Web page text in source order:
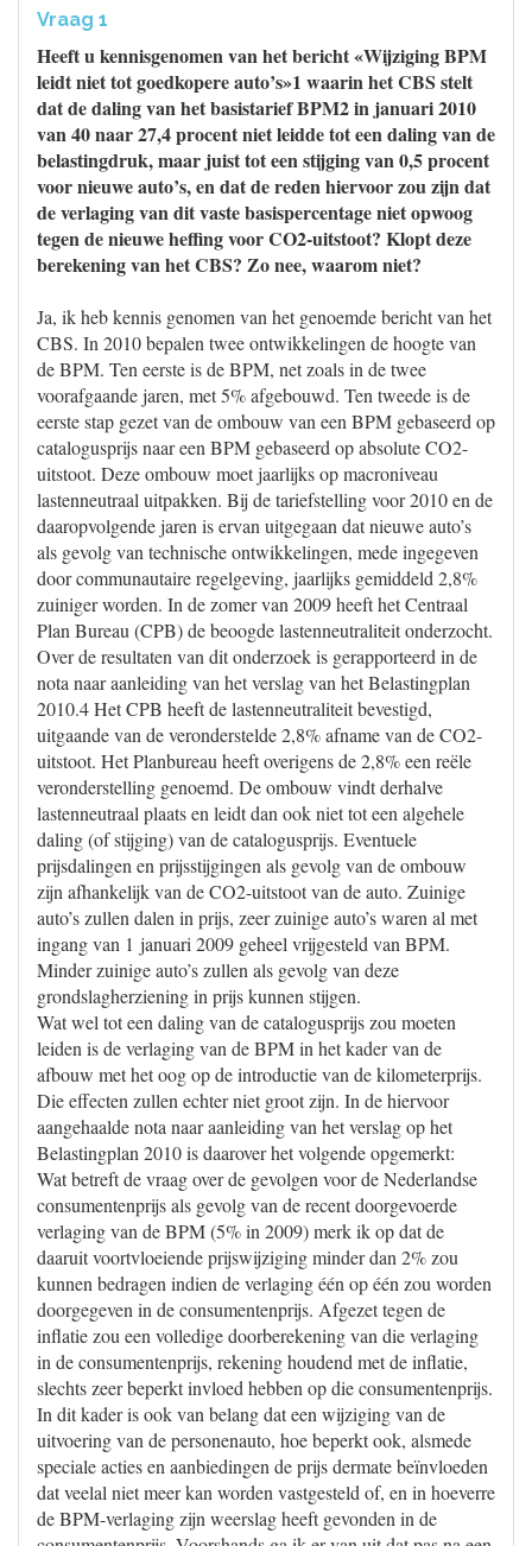
Vraag 1
Heeft u kennisgenomen van het bericht «Wijziging BPM
leidt niet tot goedkopere auto’s»1 waarin het CBS stelt
dat de daling van het basistarief BPM2 in januari 2010
van 40 naar 27,4 procent niet leidde tot een daling van de
belastingdruk, maar juist tot een stijging van 0,5 procent
voor nieuwe auto’s, en dat de reden hiervoor zou zijn dat
de verlaging van dit vaste basispercentage niet opwoog
tegen de nieuwe heffing voor CO2-uitstoot? Klopt deze
berekening van het CBS? Zo nee, waarom niet?
Ja, ik heb kennis genomen van het genoemde bericht van het
CBS. In 2010 bepalen twee ontwikkelingen de hoogte van
de BPM. Ten eerste is de BPM, net zoals in de twee
voorafgaande jaren, met 5% afgebouwd. Ten tweede is de
eerste stap gezet van de ombouw van een BPM gebaseerd op
catalogusprijs naar een BPM gebaseerd op absolute CO2-
uitstoot. Deze ombouw moet jaarlijks op macroniveau
lastenneutraal uitpakken. Bij de tariefstelling voor 2010 en de
daaropvolgende jaren is ervan uitgegaan dat nieuwe auto’s
als gevolg van technische ontwikkelingen, mede ingegeven
door communautaire regelgeving, jaarlijks gemiddeld 2,8%
zuiniger worden. In de zomer van 2009 heeft het Centraal
Plan Bureau (CPB) de beoogde lastenneutraliteit onderzocht.
Over de resultaten van dit onderzoek is gerapporteerd in de
nota naar aanleiding van het verslag van het Belastingplan
2010.4 Het CPB heeft de lastenneutraliteit bevestigd,
uitgaande van de veronderstelde 2,8% afname van de CO2-
uitstoot. Het Planbureau heeft overigens de 2,8% een reële
veronderstelling genoemd. De ombouw vindt derhalve
lastenneutraal plaats en leidt dan ook niet tot een algehele
daling (of stijging) van de catalogusprijs. Eventuele
prijsdalingen en prijsstijgingen als gevolg van de ombouw
zijn afhankelijk van de CO2-uitstoot van de auto. Zuinige
auto’s zullen dalen in prijs, zeer zuinige auto’s waren al met
ingang van 1 januari 2009 geheel vrijgesteld van BPM.
Minder zuinige auto’s zullen als gevolg van deze
grondslagherziening in prijs kunnen stijgen.
Wat wel tot een daling van de catalogusprijs zou moeten
leiden is de verlaging van de BPM in het kader van de
afbouw met het oog op de introductie van de kilometerprijs.
Die effecten zullen echter niet groot zijn. In de hiervoor
aangehaalde nota naar aanleiding van het verslag op het
Belastingplan 2010 is daarover het volgende opgemerkt:
Wat betreft de vraag over de gevolgen voor de Nederlandse
consumentenprijs als gevolg van de recent doorgevoerde
verlaging van de BPM (5% in 2009) merk ik op dat de
daaruit voortvloeiende prijswijziging minder dan 2% zou
kunnen bedragen indien de verlaging één op één zou worden
doorgegeven in de consumentenprijs. Afgezet tegen de
inflatie zou een volledige doorberekening van die verlaging
in de consumentenprijs, rekening houdend met de inflatie,
slechts zeer beperkt invloed hebben op die consumentenprijs.
In dit kader is ook van belang dat een wijziging van de
uitvoering van de personenauto, hoe beperkt ook, alsmede
speciale acties en aanbiedingen de prijs dermate beïnvloeden
dat veelal niet meer kan worden vastgesteld of, en in hoeverre
de BPM-verlaging zijn weerslag heeft gevonden in de